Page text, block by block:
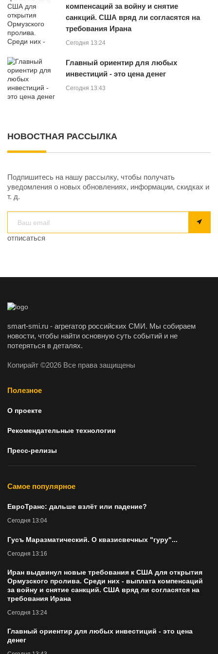
компенсаций за войну и снятие
санкций. США вряд ли согласятся на
требования Ирана
Сегодня 13:24
Главный ориентир для любых
инвестиций - это цена денег
Сегодня 13:43
НОВОСТНАЯ РАССЫЛКА
Подпишитесь на нашу рассылку, чтобы получать
уведомления о новых обновлениях, информации, скидках и
т. д.
отписаться
smart-smi.ru - агрегатор российских СМИ. Мы собираем
новости, чтобы найти основную суть событий и не
потеряться в деталях.
Копирайт ©2026 Все права защищены
Полезное
О проекте
Рекомендательные технологии
Пресс-релизы
Самое популярное
ЕвроТранс: дальше взлёт или падение?
Сегодня 13:04
Гycъ Маразматический. О квазисвечных "гуру"...
Сегодня 13:16
Иран выдвинул новые требования к США для открытия
Ормузского пролива. Cреди них - выплата компенсаций
за войну и снятие санкций. США вряд ли согласятся на
требования Ирана
Сегодня 13:24
Главный ориентир для любых инвестиций - это цена
денег